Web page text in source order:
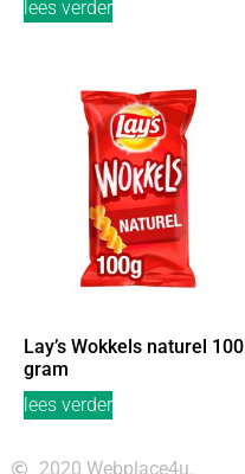
lees verder
Lay’s Wokkels naturel 100
gram
lees verder
2020 Webplace4u.